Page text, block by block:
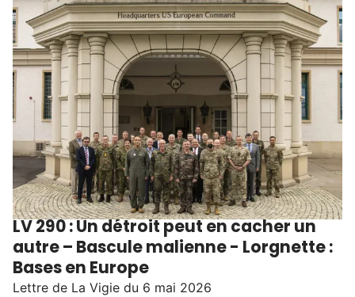
LV 290 : Un détroit peut en cacher un
autre – Bascule malienne - Lorgnette :
Bases en Europe
Lettre de La Vigie du 6 mai 2026